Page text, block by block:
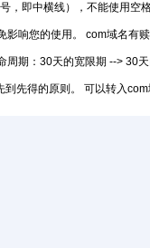
，即中横线），不能使用
响您的使用。 com域名有
周期：30天的宽限期 --> 30
先得的原则。 可以转入